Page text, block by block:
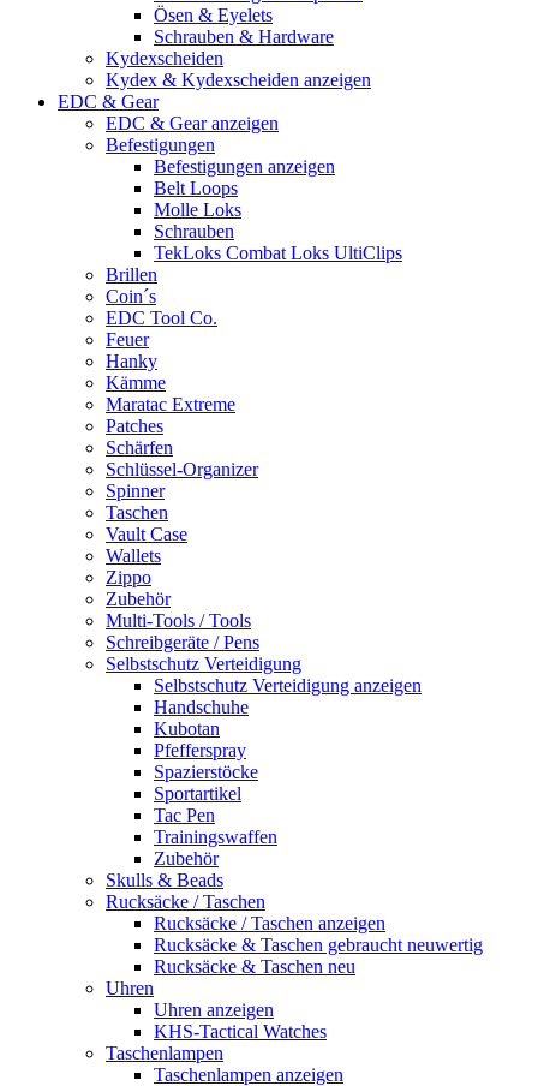
Ösen & Eyelets
Schrauben & Hardware
Kydexscheiden
Kydex & Kydexscheiden anzeigen
EDC & Gear
EDC & Gear anzeigen
Befestigungen
Befestigungen anzeigen
Belt Loops
Molle Loks
Schrauben
TekLoks Combat Loks UltiClips
Brillen
Coin´s
EDC Tool Co.
Feuer
Hanky
Kämme
Maratac Extreme
Patches
Schärfen
Schlüssel-Organizer
Spinner
Taschen
Vault Case
Wallets
Zippo
Zubehör
Multi-Tools / Tools
Schreibgeräte / Pens
Selbstschutz Verteidigung
Selbstschutz Verteidigung anzeigen
Handschuhe
Kubotan
Pfefferspray
Spazierstöcke
Sportartikel
Tac Pen
Trainingswaffen
Zubehör
Skulls & Beads
Rucksäcke / Taschen
Rucksäcke / Taschen anzeigen
Rucksäcke & Taschen gebraucht neuwertig
Rucksäcke & Taschen neu
Uhren
Uhren anzeigen
KHS-Tactical Watches
Taschenlampen
Taschenlampen anzeigen